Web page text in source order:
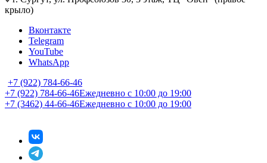
крыло)
Вконтакте
Telegram
YouTube
WhatsApp
+7 (922) 784-66-46
+7 (922) 784-66-46Ежедневно с 10:00 до 19:00
+7 (3462) 44-66-46Ежедневно с 10:00 до 19:00